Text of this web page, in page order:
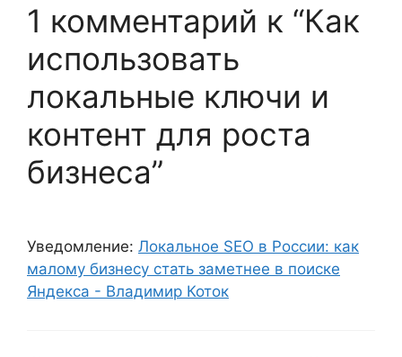
1 комментарий к “Как
использовать
локальные ключи и
контент для роста
бизнеса”
Уведомление: Локальное SEO в России: как
малому бизнесу стать заметнее в поиске
Яндекса - Владимир Коток